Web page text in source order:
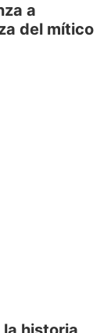
a
del mítico